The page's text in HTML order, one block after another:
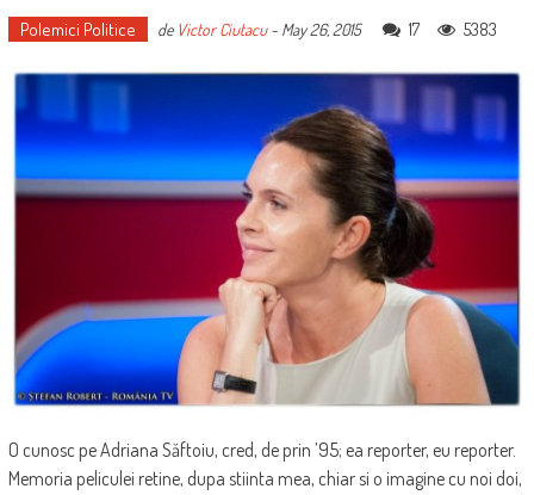
Polemici Politice de Victor Ciutacu- May 26, 2015 17 5383
O cunosc pe Adriana Săftoiu, cred, de prin ’95; ea reporter, eu reporter.
Memoria peliculei retine, dupa stiinta mea, chiar si o imagine cu noi doi,